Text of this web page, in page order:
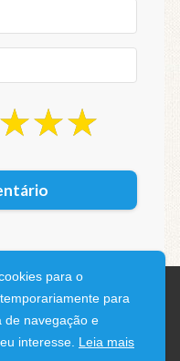
para o
para
de navegação e
interesse. Leia mais